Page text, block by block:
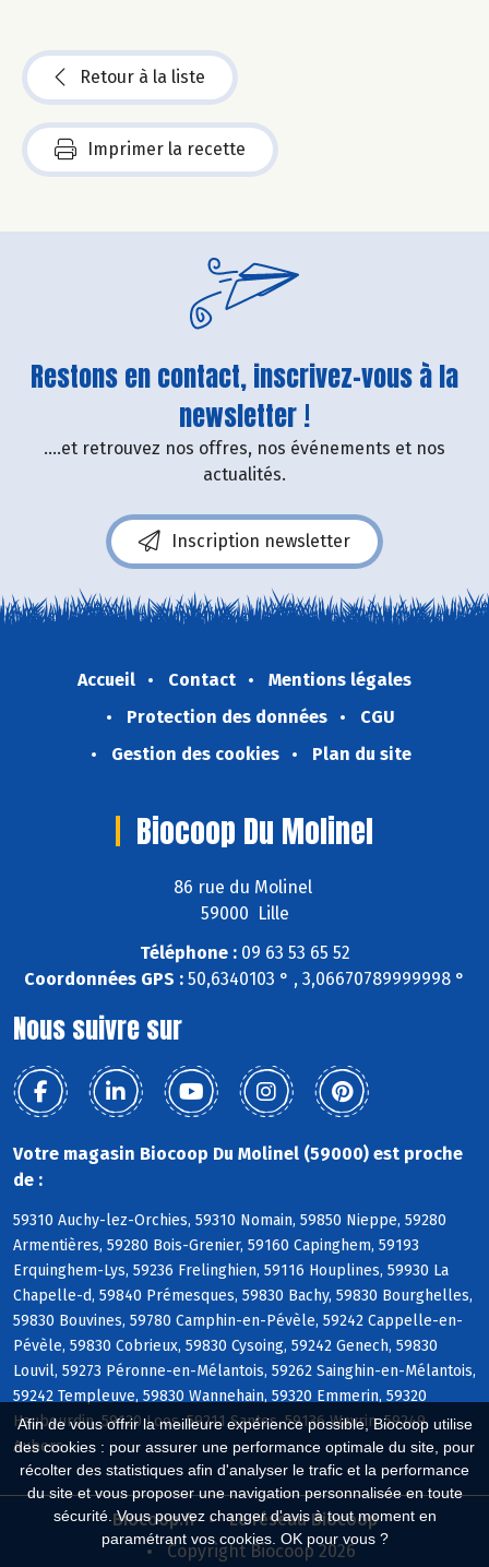
Afin de vous offrir la meilleure expérience possible, Biocoop utilise
des cookies : pour assurer une performance optimale du site, pour
récolter des statistiques afin d'analyser le trafic et la performance
du site et vous proposer une navigation personnalisée en toute
sécurité. Vous pouvez changer d'avis à tout moment en
paramétrant vos cookies. OK pour vous ?
Retour à la liste
Imprimer la recette
Restons en contact, inscrivez-vous à la
newsletter !
....et retrouvez nos offres, nos événements et nos
actualités.
Inscription newsletter
Accueil Contact
Mentions légales
Protection des données
CGU
Gestion des cookies
Plan du site
Biocoop Du Molinel
86 rue du Molinel
59000 Lille
Téléphone :09 63 53 65 52
Coordonnées GPS : 50,6340103 ° , 3,06670789999998 °
Nous suivre sur
Votre magasin Biocoop Du Molinel (59000) est proche
de :
59310 Auchy-lez-Orchies, 59310 Nomain, 59850 Nieppe, 59280
Armentières, 59280 Bois-Grenier, 59160 Capinghem, 59193
Erquinghem-Lys, 59236 Frelinghien, 59116 Houplines, 59930 La
Chapelle-d, 59840 Prémesques, 59830 Bachy, 59830 Bourghelles,
59830 Bouvines, 59780 Camphin-en-Pévèle, 59242 Cappelle-en-
Pévèle, 59830 Cobrieux, 59830 Cysoing, 59242 Genech, 59830
Louvil, 59273 Péronne-en-Mélantois, 59262 Sainghin-en-Mélantois,
59242 Templeuve, 59830 Wannehain, 59320 Emmerin, 59320
Haubourdin, 59120 Loos, 59211 Santes, 59136 Wavrin, 59249
Aubers
Biocoop.fr
Le réseau Biocoop
Copyright Biocoop 2026